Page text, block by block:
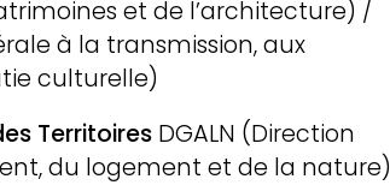
et de l’architecture) /
à la transmission, aux
culturelle)
TerritoiresDGALN (Direction
du logement et de la nature)